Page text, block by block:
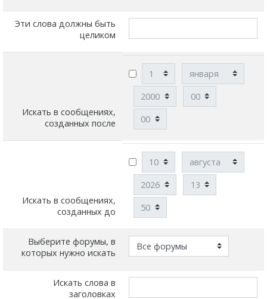
Эти слова должны быть
целиком
Искать в сообщениях,
созданных после
День
Год Час
Минута
Искать в сообщениях,
созданных до
День
Год Час
Минута
Выберите форумы, в
которых нужно искать
Искать слова в
заголовках